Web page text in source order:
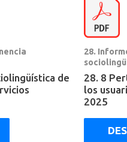
de
28.
28. 8
los
2025